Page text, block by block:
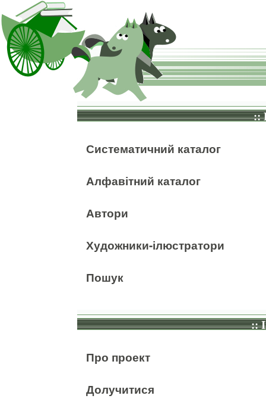
::
Систематичний каталог
Алфавітний каталог
Автори
Художники-ілюстратори
Пошук
::
Про проект
Долучитися